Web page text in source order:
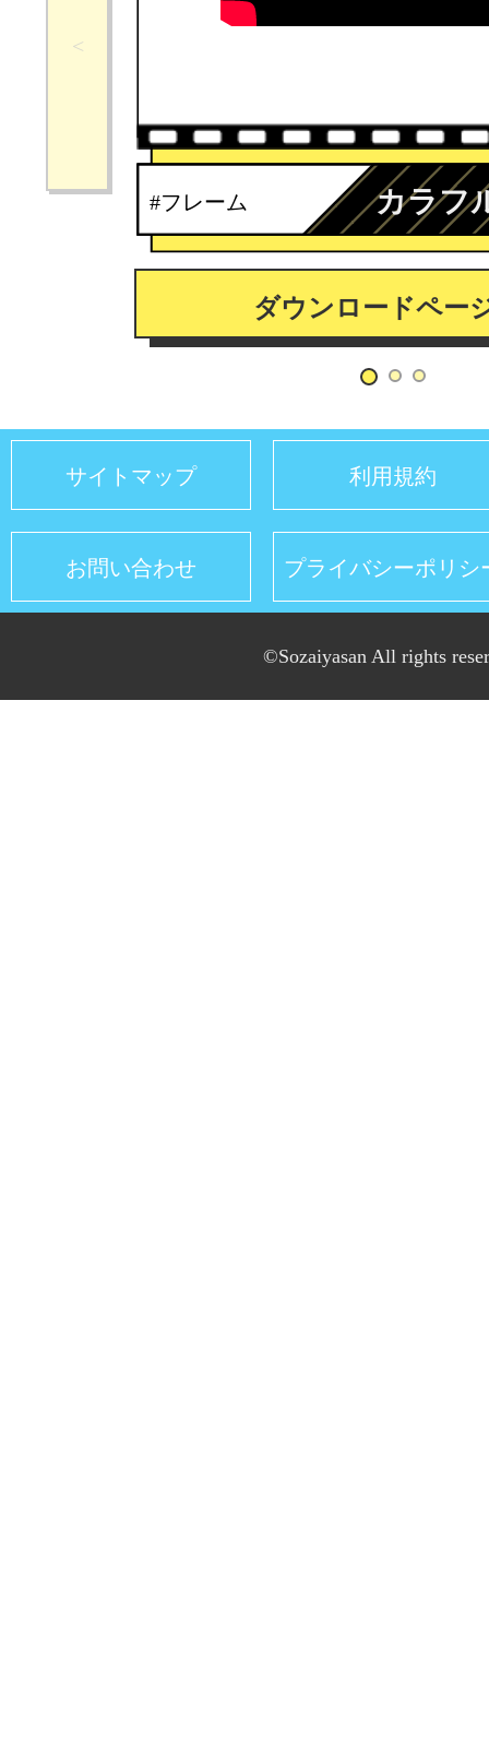
#フレーム カラフ
ダウンロードペー
サイトマップ 利用規約
お問い合わせ プライバシーポリシ
©Sozaiyasan All rights